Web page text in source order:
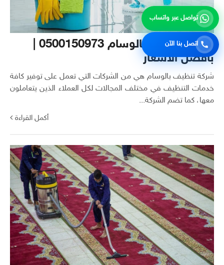
بأفضل الأسعار
شركة تنظيف بالوسام هي من الشركات التي تعمل على توفير كافة
خدمات التنظيف في مختلف المجالات لكل العملاء الذين يتعاملون
معها، كما تضم الشركة...
أكمل القراءة
تواصل عبر واتساب
اتصل بنا الآن